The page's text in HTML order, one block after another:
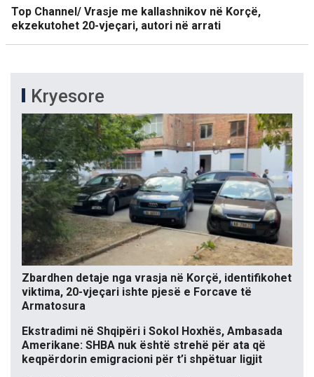
Top Channel/ Vrasje me kallashnikov në Korçë,
ekzekutohet 20-vjeçari, autori në arrati
Kryesore
Zbardhen detaje nga vrasja në Korçë, identifikohet
viktima, 20-vjeçari ishte pjesë e Forcave të
Armatosura
Ekstradimi në Shqipëri i Sokol Hoxhës, Ambasada
Amerikane: SHBA nuk është strehë për ata që
keqpërdorin emigracioni për t’i shpëtuar ligjit